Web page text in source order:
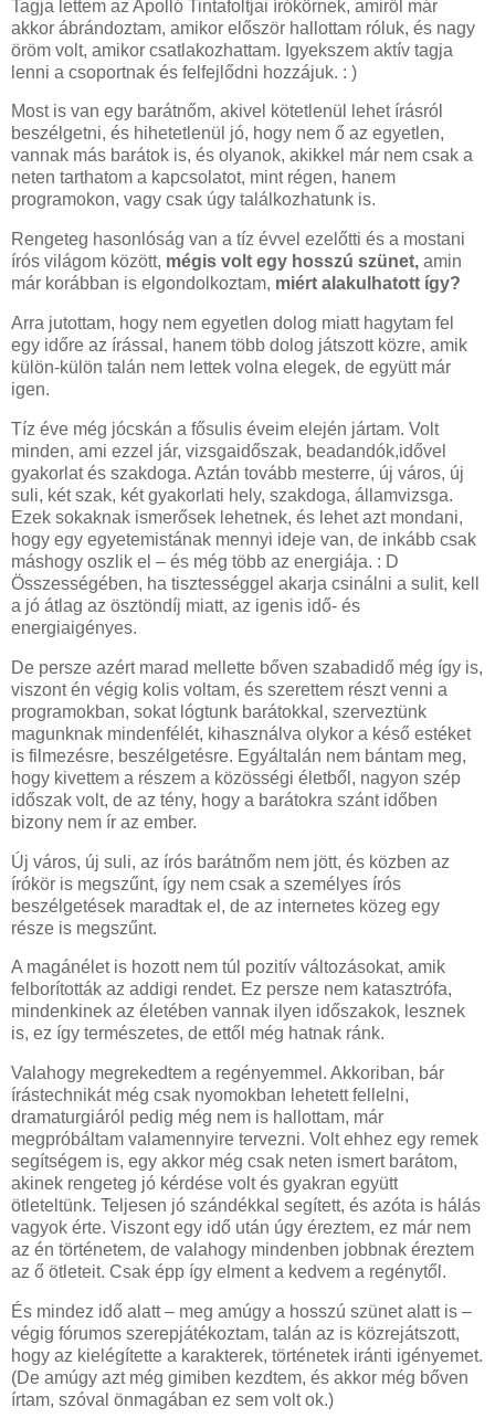
Tagja lettem az Apolló Tintafoltjai írókörnek, amiről már
akkor ábrándoztam, amikor először hallottam róluk, és nagy
öröm volt, amikor csatlakozhattam. Igyekszem aktív tagja
lenni a csoportnak és felfejlődni hozzájuk. : )
Most is van egy barátnőm, akivel kötetlenül lehet írásról
beszélgetni, és hihetetlenül jó, hogy nem ő az egyetlen,
vannak más barátok is, és olyanok, akikkel már nem csak a
neten tarthatom a kapcsolatot, mint régen, hanem
programokon, vagy csak úgy találkozhatunk is.
Rengeteg hasonlóság van a tíz évvel ezelőtti és a mostani
írós világom között, mégis volt egy hosszú szünet, amin
már korábban is elgondolkoztam, miért alakulhatott így?
Arra jutottam, hogy nem egyetlen dolog miatt hagytam fel
egy időre az írással, hanem több dolog játszott közre, amik
külön-külön talán nem lettek volna elegek, de együtt már
igen.
Tíz éve még jócskán a fősulis éveim elején jártam. Volt
minden, ami ezzel jár, vizsgaidőszak, beadandók,idővel
gyakorlat és szakdoga. Aztán tovább mesterre, új város, új
suli, két szak, két gyakorlati hely, szakdoga, államvizsga.
Ezek sokaknak ismerősek lehetnek, és lehet azt mondani,
hogy egy egyetemistának mennyi ideje van, de inkább csak
máshogy oszlik el – és még több az energiája. : D
Összességében, ha tisztességgel akarja csinálni a sulit, kell
a jó átlag az ösztöndíj miatt, az igenis idő- és
energiaigényes.
De persze azért marad mellette bőven szabadidő még így is,
viszont én végig kolis voltam, és szerettem részt venni a
programokban, sokat lógtunk barátokkal, szerveztünk
magunknak mindenfélét, kihasználva olykor a késő estéket
is filmezésre, beszélgetésre. Egyáltalán nem bántam meg,
hogy kivettem a részem a közösségi életből, nagyon szép
időszak volt, de az tény, hogy a barátokra szánt időben
bizony nem ír az ember.
Új város, új suli, az írós barátnőm nem jött, és közben az
írókör is megszűnt, így nem csak a személyes írós
beszélgetések maradtak el, de az internetes közeg egy
része is megszűnt.
A magánélet is hozott nem túl pozitív változásokat, amik
felborították az addigi rendet. Ez persze nem katasztrófa,
mindenkinek az életében vannak ilyen időszakok, lesznek
is, ez így természetes, de ettől még hatnak ránk.
Valahogy megrekedtem a regényemmel. Akkoriban, bár
írástechnikát még csak nyomokban lehetett fellelni,
dramaturgiáról pedig még nem is hallottam, már
megpróbáltam valamennyire tervezni. Volt ehhez egy remek
segítségem is, egy akkor még csak neten ismert barátom,
akinek rengeteg jó kérdése volt és gyakran együtt
ötleteltünk. Teljesen jó szándékkal segített, és azóta is hálás
vagyok érte. Viszont egy idő után úgy éreztem, ez már nem
az én történetem, de valahogy mindenben jobbnak éreztem
az ő ötleteit. Csak épp így elment a kedvem a regénytől.
És mindez idő alatt – meg amúgy a hosszú szünet alatt is –
végig fórumos szerepjátékoztam, talán az is közrejátszott,
hogy az kielégítette a karakterek, történetek iránti igényemet.
(De amúgy azt még gimiben kezdtem, és akkor még bőven
írtam, szóval önmagában ez sem volt ok.)